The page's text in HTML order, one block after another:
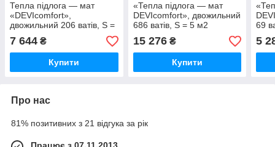
Тепла підлога — мат
«DEVIcomfort»,
двожильний 206 ватів, S =
1,5 м2
7 644 ₴
Купити
«Тепла підлога — мат
DEVIcomfort», двожильний
686 ватів, S = 5 м2
15 276₴
Купити
69
5
Про нас
81% позитивних з 21 відгука за рік